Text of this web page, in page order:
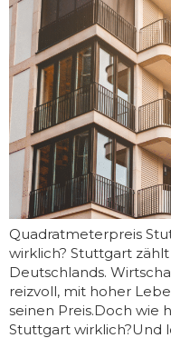
Quadratmeterpreis
wirklich? Stuttgart
Deutschlands.
reizvoll, mit hoher
seinen Preis.Doch wie
Stuttgart wirklich?Und